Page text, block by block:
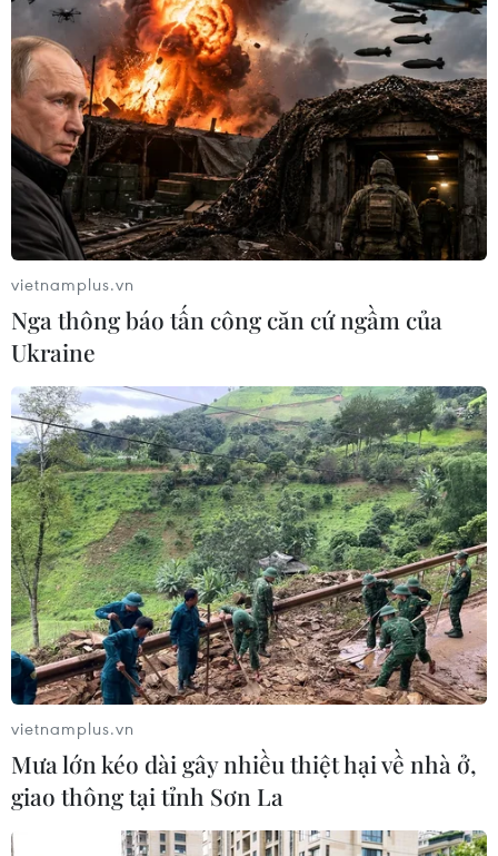
vietnamplus.vn
Nga thông báo tấn công căn cứ ngầm của
Ukraine
vietnamplus.vn
Mưa lớn kéo dài gây nhiều thiệt hại về nhà ở,
giao thông tại tỉnh Sơn La